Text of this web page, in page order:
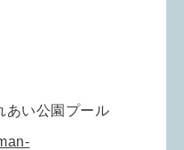
あい公園プール